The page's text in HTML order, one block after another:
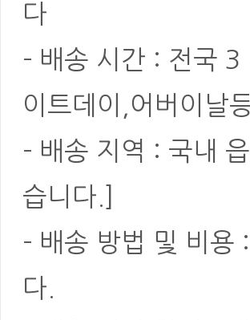
다
- 배송 시간 : 전국
이트데이,어버이날
- 배송 지역 : 국내
습니다.]
- 배송 방법 및 비용
다.